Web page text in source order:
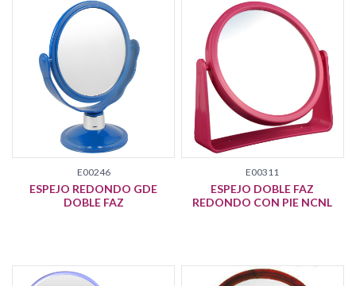
E00246
ESPEJO REDONDO GDE
DOBLE FAZ
E00311
ESPEJO DOBLE FAZ
REDONDO CON PIE NCNL